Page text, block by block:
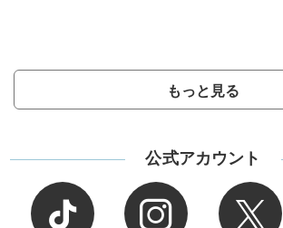
もっと見る
公式アカウント